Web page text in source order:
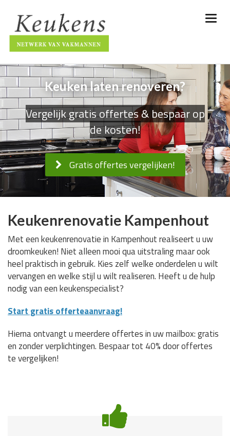
Keuken laten renoveren?
Vergelijk gratis offertes & bespaar op
de kosten!
Gratis offertes vergelijken!
Keukenrenovatie Kampenhout
Met een keukenrenovatie in Kampenhout realiseert u uw
droomkeuken! Niet alleen mooi qua uitstraling maar ook
heel praktisch in gebruik. Kies zelf welke onderdelen u wilt
vervangen en welke stijl u wilt realiseren. Heeft u de hulp
nodig van een keukenspecialist?
Start gratis offerteaanvraag!
Hierna ontvangt u meerdere offertes in uw mailbox: gratis
en zonder verplichtingen. Bespaar tot 40% door offertes
te vergelijken!